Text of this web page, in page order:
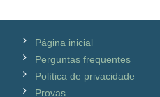
Página inicial
Perguntas frequentes
Política de privacidade
Provas